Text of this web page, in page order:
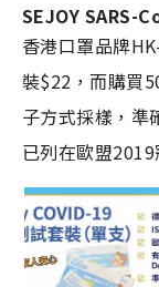
SEJOY SARS-
香港口罩品牌
裝$22，而購買
子方式採樣，準
已列在歐盟